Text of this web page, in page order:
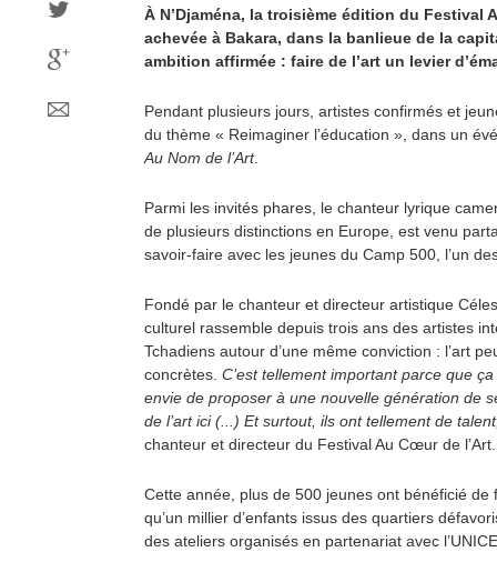
À N’Djaména, la troisième édition du Festival
achevée à Bakara, dans la banlieue de la
ambition affirmée : faire de l’art un levier
Pendant plusieurs jours, artistes confirmés et
du thème « Reimaginer l’éducation », dans un
Au Nom de l’Art.
Parmi les invités phares, le chanteur lyrique
de plusieurs distinctions en Europe, est venu
savoir-faire avec les jeunes du Camp 500, l’un
Fondé par le chanteur et directeur artistique
culturel rassemble depuis trois ans des artistes
Tchadiens autour d’une même conviction : l’art
concrètes. C’est tellement important parce que
envie de proposer à une nouvelle génération de
de l’art ici (...) Et surtout, ils ont tellement de
chanteur et directeur du Festival Au Cœur de l’Art.
Cette année, plus de 500 jeunes ont bénéficié de
qu’un millier d’enfants issus des quartiers
des ateliers organisés en partenariat avec